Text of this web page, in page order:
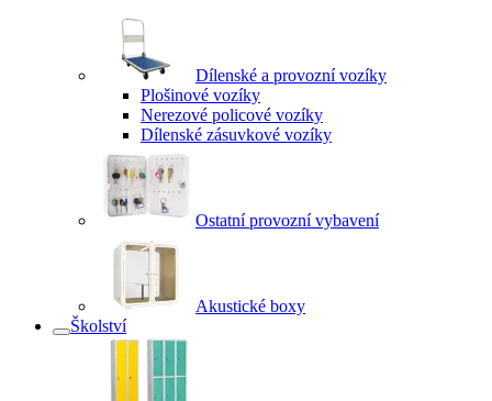
Dílenské a provozní vozíky
Plošinové vozíky
Nerezové policové vozíky
Dílenské zásuvkové vozíky
Ostatní provozní vybavení
Akustické boxy
Školství